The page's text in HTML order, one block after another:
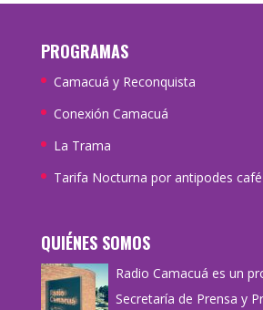
PROGRAMAS
Camacuá y Reconquista
Conexión Camacuá
La Trama
Tarifa Nocturna por antipodes café
QUIÉNES SOMOS
Radio Camacuá es un
Secretaría de Prensa y